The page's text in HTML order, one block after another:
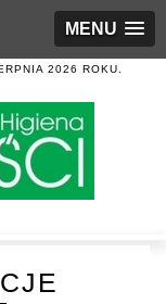
MENU
2026 ROKU.